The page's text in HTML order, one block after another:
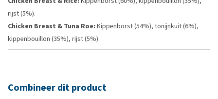
rijst (5%).
Chicken Breast & Tuna Roe: Kippenborst (54%), tonijnkuit (6%),
kippenbouillon (35%), rijst (5%).
Combineer dit product